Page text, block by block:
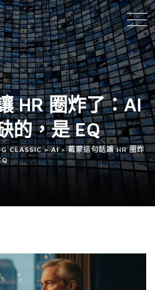
HR 圈炸了：AI
的，是 EQ
CLASSIC> AI> 戴蒙這句話讓 HR 圈炸